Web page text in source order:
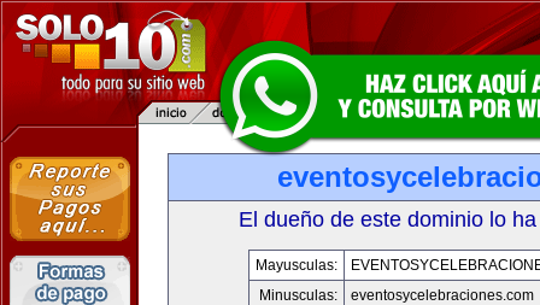
El dueño de este dominio lo
Mayusculas:
Minusculas:
eventosycelebraciones.com